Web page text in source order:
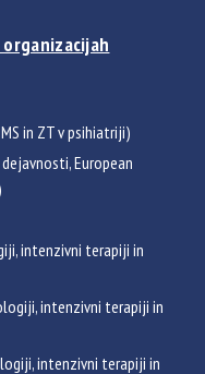
in ZT v psihiatriji)
European
intenzivni terapiji in
intenzivni terapiji in
intenzivni terapiji in